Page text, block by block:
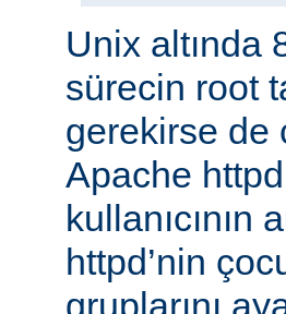
Unix altında
sürecin root
gerekirse de
Apache
kullanıcının
httpd’nin
gruplarını